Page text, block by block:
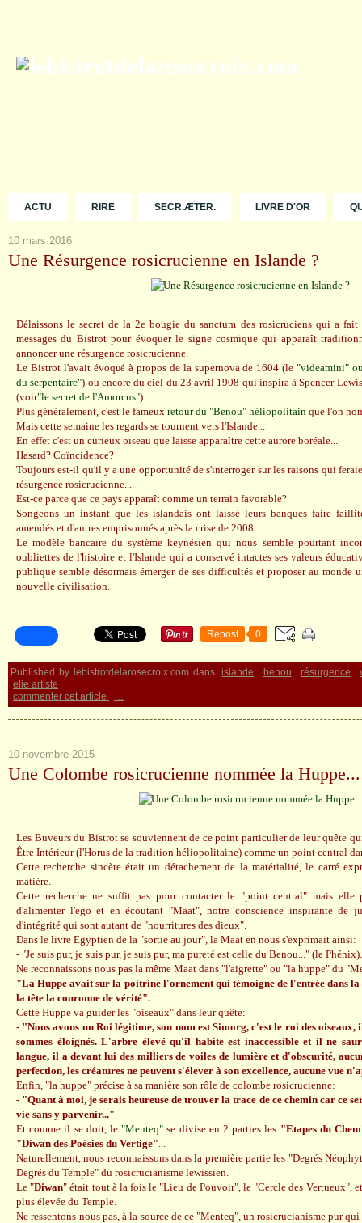
ACTU RIRE SECR.ÆTER. LIVRE D'OR
10 mars 2016
Une Résurgence rosicrucienne en Islande ?
Délaissons le secret de la 2e bougie du sanctum des rosicruciens qui a fait
messages du Bistrot pour évoquer le signe cosmique qui apparaît
annoncer une résurgence rosicrucienne.
Le Bistrot l'avait évoqué à propos de la supernova de 1604 (le "videamini"
du serpentaire") ou encore du ciel du 23 avril 1908 qui inspira à Spencer
(voir"le secret de l'Amorcus").
Plus généralement, c'est le fameux retour du "Benou" héliopolitain que l'on
Mais cette semaine les regards se tournent vers l'Islande...
En effet c'est un curieux oiseau que laisse apparaître cette aurore boréale...
Hasard? Coïncidence?
Toujours est-il qu'il y a une opportunité de s'interroger sur les raisons qui
résurgence rosicrucienne...
Est-ce parce que ce pays apparaît comme un terrain favorable?
Songeons un instant que les islandais ont laissé leurs banques faire
amendés et d'autres emprisonnés après la crise de 2008...
Le modèle bancaire du système keynésien qui nous semble pourtant
oubliettes de l'histoire et l'Islande qui a conservé intactes ses valeurs
publique semble désormais émerger de ses difficultés et proposer au monde
nouvelle civilisation.
Repost 0
Published by lebistrotdelarosecroix.com dans islande benou résurgence
elie artiste
commenter cet article
…
10 novembre 2015
Une Colombe rosicrucienne nommée la Huppe...
Les Buveurs du Bistrot se souviennent de ce point particulier de leur quête
Être Intérieur (l'Horus de la tradition héliopolitaine) comme un point central
Cette recherche sincère était un détachement de la matérialité, le carré
matière.
Cette recherche ne suffit pas pour contacter le "point central" mais elle
d'alimenter l'ego et en écoutant "Maat", notre conscience inspirante de
d'intégrité qui sont autant de "nourritures des dieux".
Dans le livre Egyptien de la "sortie au jour", la Maat en nous s'exprimait ainsi:
- "Je suis pur, je suis pur, je suis pur, ma pureté est celle du Benou..." (le Phénix).
Ne reconnaissons nous pas la même Maat dans "l'aigrette" ou "la huppe" du
"La Huppe avait sur la poitrine l'ornement qui témoigne de l'entrée dans
la tête la couronne de vérité".
Cette Huppe va guider les "oiseaux" dans leur quête:
- "Nous avons un Roi légitime, son nom est Simorg, c'est le roi des oiseaux,
sommes éloignés. L'arbre élevé qu'il habite est inaccessible et il ne
langue, il a devant lui des milliers de voiles de lumière et d'obscurité,
perfection, les créatures ne peuvent s'élever à son excellence, aucune vue
Enfin, "la huppe" précise à sa manière son rôle de colombe rosicrucienne:
- "Quant à moi, je serais heureuse de trouver la trace de ce chemin car ce
vie sans y parvenir..."
Et comme il se doit, le"Menteq" se divise en 2 parties les "Etapes du
"Diwan des Poésies du Vertige"...
Naturellement, nous reconnaissons dans la première partie les "Degrés
Degrés du Temple" du rosicrucianisme lewissien.
Le "Diwan" était tout à la fois le "Lieu de Pouvoir", le "Cercle des Vertueux",
plus élevée du Temple.
Ne ressentons-nous pas, à la source de ce "Menteq", un rosicrucianisme pur